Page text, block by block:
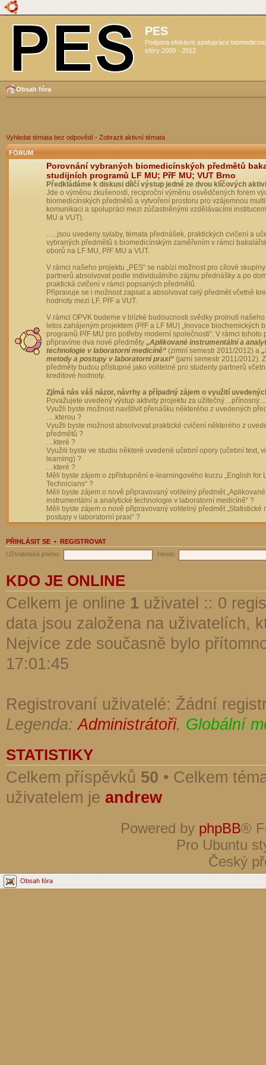
PES
Podpora efektivní spolupráce
sféry 2009 - 2012
Obsah fóra
Vyhledat témata bez odpovědí • Zobrazit aktivní témata
FÓRUM
Porovnání vybraných biomedicínských předmětů
studijních programů LF MU; PřF MU; VUT Brno
Předkládáme k diskusi dílčí výstup jedné ze dvou klíčových
Jde o výměnu zkušeností, reciproční výměnu osvědčených forem
biomedicínských předmětů a vytvoření prostoru pro vzájemnou
komunikaci a spolupráci mezi zúčastněnými vzdělávacími
MU a VUT).
…..jsou uvedeny sylaby, témata přednášek, praktických cvičení a
vybraných předmětů s biomedicínským zaměřením v rámci
oborů na LF MU, PřF MU a VUT.
V rámci našeho projektu „PES“ se nabízí možnost pro cílové
partnerů absolvovat podle individuálního zájmu přednášky a po
praktická cvičení v rámci popsaných předmětů.
Připravuje se i možnost zapsat a absolvovat celý předmět včetně
hodnoty mezi LF, PřF a VUT.
V rámci OPVK budeme v blízké budoucnosti svědky prolnutí
letos zahájeným projektem (PřF a LF MU) „Inovace biochemických
programů PřF MU pro potřeby moderní společnosti“. V rámci tohoto
připravíme dva nové předměty „Aplikované instrumentální a
technologie v laboratorní medicíně“ (zimní semestr 2011/2012) a
metody a postupy v laboratorní praxi“ (jarní semestr 2011/2012).
předměty budou přístupné jako volitelné pro studenty partnerů
kreditové hodnoty.
Zjímá nás váš názor, návrhy a případný zájem o využití
Považujete uvedený výstup aktivity projektu za
Využli byste možnost navštívit přenášku některého z uvedených
….kterou ?
Využli byste možnost absolvovat praktické cvičení některého z
předmětů ?
…které ?
Využili byste ve studiu některé uvedené učební opory (učební text,
learning) ?
…které ?
Měli byste zájem o zpřístupnění e-learningového kurzu „English for
Technicians“ ?
Měli byste zájem o nově připravovaný volitelný předmět „Aplikované
instrumentální a analytické technologie v laboratorní medicíně“ ?
Měli byste zájem o nově připravovaný volitelný předmět „Statistické
postupy v laboratorní praxi“ ?
PŘIHLÁSIT SE • REGISTROVAT
Uživatelské jméno:
Heslo:
KDO JE ONLINE
Celkem je online 1 uživatel :: 0
data jsou založena na uživatelích,
Nejvíce zde současně bylo
17:01:45
Registrovaní uživatelé: Žádní
Legenda:Administrátoři, Globální
STATISTIKY
Celkem příspěvků 50 • Celkem
uživatelem je andrew
Powered by phpBB®
Pro Ubuntu
Český
Obsah fóra